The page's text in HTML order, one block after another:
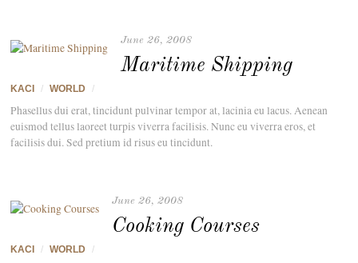
June 26, 2008
Maritime Shipping
KACI / WORLD /
Phasellus dui erat, tincidunt pulvinar tempor at, lacinia eu lacus. Aenean
euismod tellus laoreet turpis viverra facilisis. Nunc eu viverra eros, et
facilisis dui. Sed pretium id risus eu tincidunt.
June 26, 2008
Cooking Courses
KACI / WORLD /